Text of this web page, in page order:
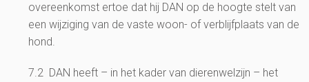
overeenkomst ertoe dat hij DAN op de hoogte stelt van
een wijziging van de vaste woon- of verblijfplaats van de
hond.
7.2 DAN heeft – in het kader van dierenwelzijn – het